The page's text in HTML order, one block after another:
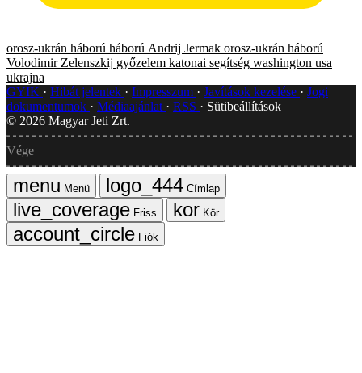
orosz-ukrán háború háború Andrij Jermak orosz-ukrán háború
Volodimir Zelenszkij győzelem katonai segítség washington usa
ukrajna
GYIK
Hibát jelentek Impresszum Javítások kezelése
Jogi
dokumentumok
Médiaajánlat RSS
Sütibeállítások
© 2026 Magyar Jeti Zrt.
Vége
Menü
Címlap
Friss
Kör
Fiók